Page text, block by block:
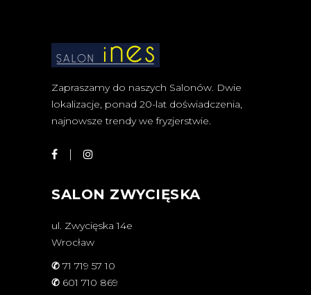
Zapraszamy do naszych Salonów. Dwie
lokalizacje, ponad 20-lat doświadczenia,
najnowsze trendy we fryzjerstwie.
SALON ZWYCIĘSKA
ul. Zwycięska 14e
Wrocław
✆ 71 719 57 10
✆ 601 710 869